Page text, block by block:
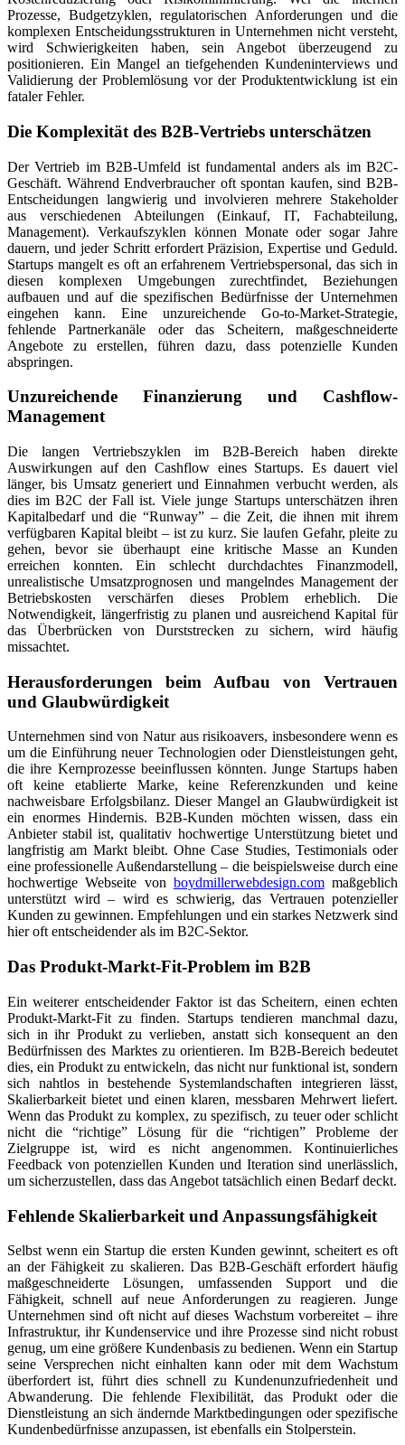
Prozesse, Budgetzyklen, regulatorischen Anforderungen und die
komplexen Entscheidungsstrukturen in Unternehmen nicht versteht,
wird Schwierigkeiten haben, sein Angebot überzeugend zu
positionieren. Ein Mangel an tiefgehenden Kundeninterviews und
Validierung der Problemlösung vor der Produktentwicklung ist ein
fataler Fehler.
Die Komplexität des B2B-Vertriebs unterschätzen
Der Vertrieb im B2B-Umfeld ist fundamental anders als im B2C-
Geschäft. Während Endverbraucher oft spontan kaufen, sind B2B-
Entscheidungen langwierig und involvieren mehrere Stakeholder
aus verschiedenen Abteilungen (Einkauf, IT, Fachabteilung,
Management). Verkaufszyklen können Monate oder sogar Jahre
dauern, und jeder Schritt erfordert Präzision, Expertise und Geduld.
Startups mangelt es oft an erfahrenem Vertriebspersonal, das sich in
diesen komplexen Umgebungen zurechtfindet, Beziehungen
aufbauen und auf die spezifischen Bedürfnisse der Unternehmen
eingehen kann. Eine unzureichende Go-to-Market-Strategie,
fehlende Partnerkanäle oder das Scheitern, maßgeschneiderte
Angebote zu erstellen, führen dazu, dass potenzielle Kunden
abspringen.
Unzureichende Finanzierung und Cashflow-
Management
Die langen Vertriebszyklen im B2B-Bereich haben direkte
Auswirkungen auf den Cashflow eines Startups. Es dauert viel
länger, bis Umsatz generiert und Einnahmen verbucht werden, als
dies im B2C der Fall ist. Viele junge Startups unterschätzen ihren
Kapitalbedarf und die “Runway” – die Zeit, die ihnen mit ihrem
verfügbaren Kapital bleibt – ist zu kurz. Sie laufen Gefahr, pleite zu
gehen, bevor sie überhaupt eine kritische Masse an Kunden
erreichen konnten. Ein schlecht durchdachtes Finanzmodell,
unrealistische Umsatzprognosen und mangelndes Management der
Betriebskosten verschärfen dieses Problem erheblich. Die
Notwendigkeit, längerfristig zu planen und ausreichend Kapital für
das Überbrücken von Durststrecken zu sichern, wird häufig
missachtet.
Herausforderungen beim Aufbau von Vertrauen
und Glaubwürdigkeit
Unternehmen sind von Natur aus risikoavers, insbesondere wenn es
um die Einführung neuer Technologien oder Dienstleistungen geht,
die ihre Kernprozesse beeinflussen könnten. Junge Startups haben
oft keine etablierte Marke, keine Referenzkunden und keine
nachweisbare Erfolgsbilanz. Dieser Mangel an Glaubwürdigkeit ist
ein enormes Hindernis. B2B-Kunden möchten wissen, dass ein
Anbieter stabil ist, qualitativ hochwertige Unterstützung bietet und
langfristig am Markt bleibt. Ohne Case Studies, Testimonials oder
eine professionelle Außendarstellung – die beispielsweise durch eine
hochwertige Webseite von boydmillerwebdesign.commaßgeblich
unterstützt wird – wird es schwierig, das Vertrauen potenzieller
Kunden zu gewinnen. Empfehlungen und ein starkes Netzwerk sind
hier oft entscheidender als im B2C-Sektor.
Das Produkt-Markt-Fit-Problem im B2B
Ein weiterer entscheidender Faktor ist das Scheitern, einen echten
Produkt-Markt-Fit zu finden. Startups tendieren manchmal dazu,
sich in ihr Produkt zu verlieben, anstatt sich konsequent an den
Bedürfnissen des Marktes zu orientieren. Im B2B-Bereich bedeutet
dies, ein Produkt zu entwickeln, das nicht nur funktional ist, sondern
sich nahtlos in bestehende Systemlandschaften integrieren lässt,
Skalierbarkeit bietet und einen klaren, messbaren Mehrwert liefert.
Wenn das Produkt zu komplex, zu spezifisch, zu teuer oder schlicht
nicht die “richtige” Lösung für die “richtigen” Probleme der
Zielgruppe ist, wird es nicht angenommen. Kontinuierliches
Feedback von potenziellen Kunden und Iteration sind unerlässlich,
um sicherzustellen, dass das Angebot tatsächlich einen Bedarf deckt.
Fehlende Skalierbarkeit und Anpassungsfähigkeit
Selbst wenn ein Startup die ersten Kunden gewinnt, scheitert es oft
an der Fähigkeit zu skalieren. Das B2B-Geschäft erfordert häufig
maßgeschneiderte Lösungen, umfassenden Support und die
Fähigkeit, schnell auf neue Anforderungen zu reagieren. Junge
Unternehmen sind oft nicht auf dieses Wachstum vorbereitet – ihre
Infrastruktur, ihr Kundenservice und ihre Prozesse sind nicht robust
genug, um eine größere Kundenbasis zu bedienen. Wenn ein Startup
seine Versprechen nicht einhalten kann oder mit dem Wachstum
überfordert ist, führt dies schnell zu Kundenunzufriedenheit und
Abwanderung. Die fehlende Flexibilität, das Produkt oder die
Dienstleistung an sich ändernde Marktbedingungen oder spezifische
Kundenbedürfnisse anzupassen, ist ebenfalls ein Stolperstein.